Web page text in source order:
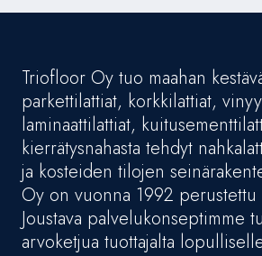
Triofloor Oy tuo maahan
parkettilattiat, korkkilattiat,
laminaattilattiat,
kierrätysnahasta tehdyt
ja kosteiden tilojen
Oy on vuonna 1992
Joustava palvelukonseptimme
arvoketjua tuottajalta